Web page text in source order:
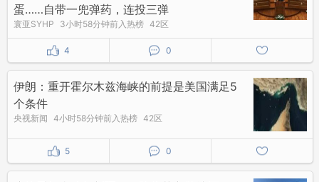
蛋……自带一兜弹药，连投三弹
寰亚SYHP 3小时58分钟前入热榜 42区
4 0
伊朗：重开霍尔木兹海峡的前提是美国满足5
个条件
央视新闻 4小时58分钟前入热榜 42区
5 0